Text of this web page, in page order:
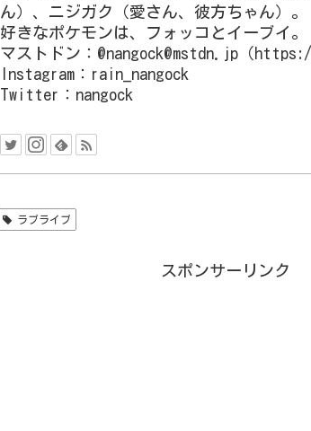
ん）、ニジガク（愛さん、彼方ちゃん）。
好きなポケモンは、フォッコとイーブイ。
マストドン：@nangock@mstdn.jp（
Instagram：rain_nangock
Twitter：nangock
ラブライブ
スポンサーリンク